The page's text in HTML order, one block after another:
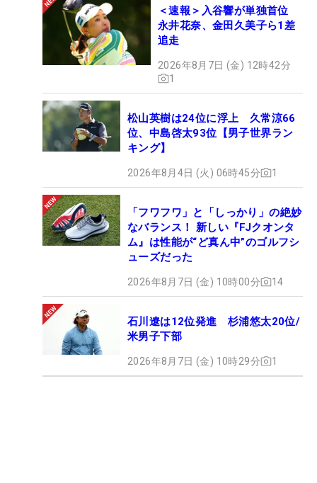
＜速報＞入谷響が単独首位
永井花奈、金田久美子ら1差
追走
2026年8月7日 (金) 12時42分
1
松山英樹は24位に浮上 久常涼66
位、中島啓太93位【男子世界ラン
キング】
2026年8月4日 (火) 06時45分 1
「フワフワ」と「しっかり」の絶妙
なバランス！ 新しい『FJクオンタ
ム』は性能が“ど真ん中”のゴルフシ
ューズだった
2026年8月7日 (金) 10時00分 14
石川遼は12位発進 杉浦悠太20位/
米男子下部
2026年8月7日 (金) 10時29分 1